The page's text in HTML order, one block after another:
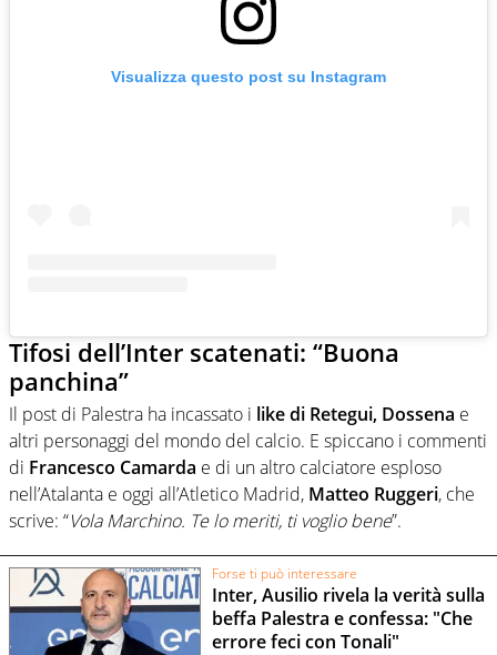
Visualizza questo post su Instagram
Tifosi dell’Inter scatenati: “Buona
panchina”
Il post di Palestra ha incassato i like di Retegui, Dossena e
altri personaggi del mondo del calcio. E spiccano i commenti
di Francesco Camarda e di un altro calciatore esploso
nell’Atalanta e oggi all’Atletico Madrid, Matteo Ruggeri, che
scrive: “Vola Marchino. Te lo meriti, ti voglio bene”.
Forse ti può interessare
Inter, Ausilio rivela la verità sulla
beffa Palestra e confessa: "Che
errore feci con Tonali"